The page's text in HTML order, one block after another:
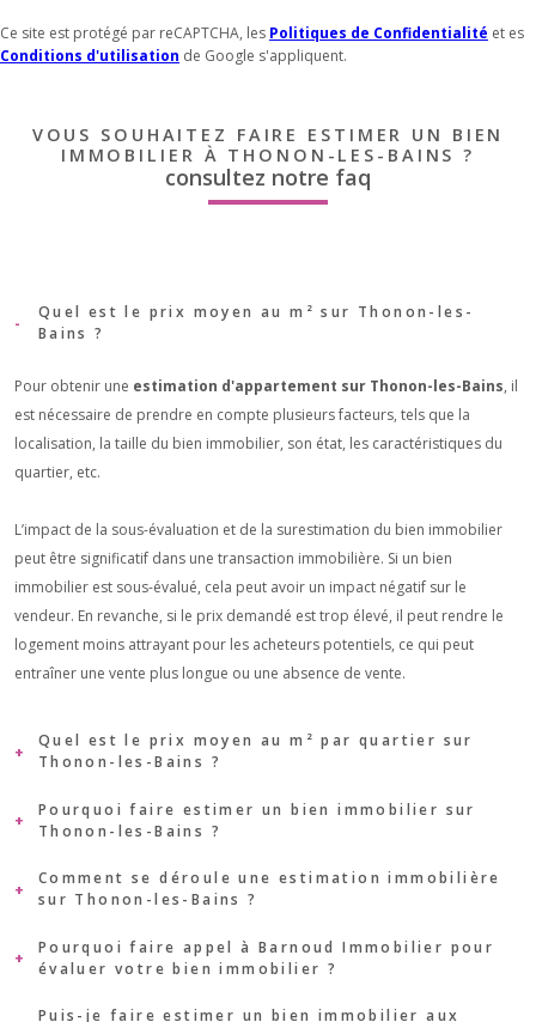
Ce site est protégé par reCAPTCHA, les Politiques de Confidentialité et es
Conditions d'utilisation de Google s'appliquent.
VOUS SOUHAITEZ FAIRE ESTIMER UN BIEN
IMMOBILIER À THONON-LES-BAINS ?
consultez notre faq
Quel est le prix moyen au m² sur Thonon-les-
Bains ?
Pour obtenir une estimation d'appartement sur Thonon-les-Bains, il
est nécessaire de prendre en compte plusieurs facteurs, tels que la
localisation, la taille du bien immobilier, son état, les caractéristiques du
quartier, etc.
L’impact de la sous-évaluation et de la surestimation du bien immobilier
peut être significatif dans une transaction immobilière. Si un bien
immobilier est sous-évalué, cela peut avoir un impact négatif sur le
vendeur. En revanche, si le prix demandé est trop élevé, il peut rendre le
logement moins attrayant pour les acheteurs potentiels, ce qui peut
entraîner une vente plus longue ou une absence de vente.
Quel est le prix moyen au m² par quartier sur
Thonon-les-Bains ?
Thonon-les-Bains est une ville située dans le département de la Haute-
Savoie , spécialement dans la région
principaux quartiers de la ville :
le centre-ville
le quartier de Rives
le quartier de Saint-Disdille
Pourquoi faire estimer un bien immobilier sur
Thonon-les-Bains ?
L’estimation immobilière peut être importante afin de vendre son
appartement à un prix réaliste et de trouver rapidement un acheteur. Elle
permet également de fixer un coût absolu pour son logement et de
faciliter la recherche d’un acquéreur. Cela peut réduire le délai de vente et
Comment se déroule une estimation immobilière
sur Thonon-les-Bains ?
L’ estimation immobilière à Thonon-les-Bainsse base sur plusieurs
éléments et méthodes d’analyse pour déterminer la valeur marchande
d’un bien.
Pourquoi faire appel à Barnoud Immobilier pour
évaluer votre bien immobilier ?
Puis-je faire estimer un bien immobilier aux